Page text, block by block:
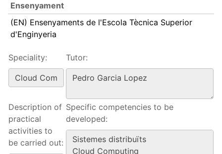
Ensenyament
(EN) Ensenyaments de l'Escola Tècnica Superior
d'Enginyeria
Speciality: Tutor:
Description of
practical
activities to
be carried out:
Specific competencies to be
developed: